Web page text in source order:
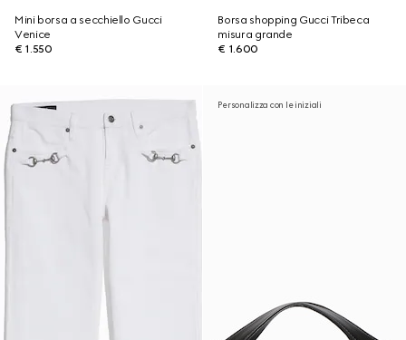
Mini borsa a secchiello Gucci
Venice
€ 1.550
Borsa shopping Gucci Tribeca
misura grande
€ 1.600
Personalizza con le iniziali